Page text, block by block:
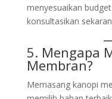
menyesuaikan
konsultasikan
5. Mengapa
Membran?
Memasang kanopi